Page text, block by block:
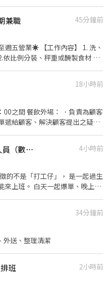
兼職
45分鐘前
作內容】 1. 洗、
比例分裝、秤重或醃製食材 3.
16:00-20:00 ⭐️時數彈性、可
餐🥘 ⭐️公司旗下兩館健身房🏋️免
送油資🛵補貼 🌟入職滿三個月可
18小時前
負責為顧客
遞給顧客、解決顧客提出之疑
。 ．並負責結帳、收銀等工
，處理烹飪前與烹飪中之準備工
、剝、削、切各種食材。 ．負責
備不同餐點所需要的食材。 ．協
滝禾日式拉麵誠徵全日計時人員（數名）
4小時前
沒經驗沒差， 會有
34分鐘前
外送、整理清潔
班
2小時前